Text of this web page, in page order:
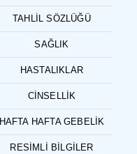
TAHLIL SÖZLÜĞÜ
SAĞLIK
HASTALIKLAR
CINSELLIK
HAFTA HAFTA GEBELIK
RESIMLI BILGILER